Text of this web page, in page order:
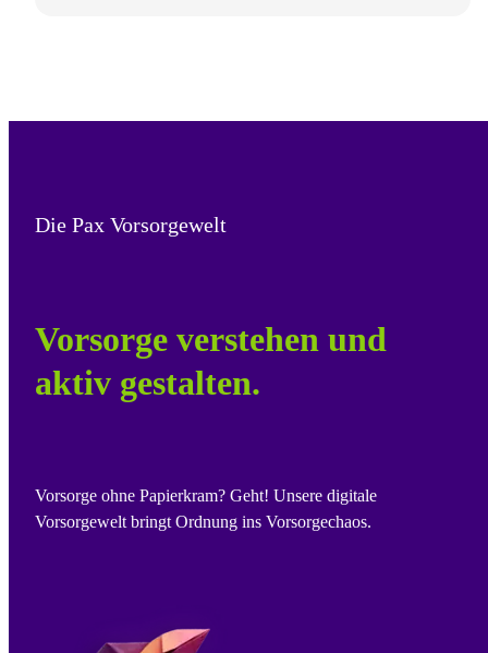
Die Pax Vorsorgewelt
Vorsorge verstehen und
aktiv gestalten.
Vorsorge ohne Papierkram? Geht! Unsere digitale
Vorsorgewelt bringt Ordnung ins Vorsorgechaos.